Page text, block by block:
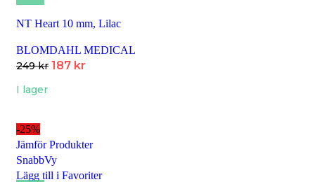
NT Heart 10 mm, Lilac
BLOMDAHL MEDICAL
249kr 187 kr
I lager
-25%
Jämför Produkter
SnabbVy
Lägg till i Favoriter